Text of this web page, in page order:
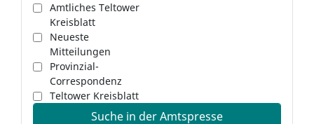
Amtliches Teltower
Kreisblatt
Neueste
Mitteilungen
Provinzial-
Correspondenz
Teltower Kreisblatt
Suche in der Amtspresse